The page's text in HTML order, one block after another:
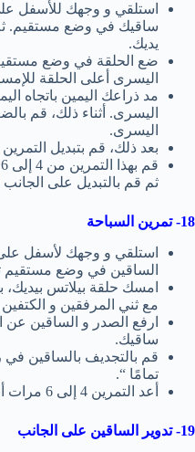
استلقي و وجهك للأسفل
ساقيك في وضع مستقيم.
يديك.
ضع الحلقة في وضع
اليسرى أعلى الحلقة
مد ذراعك اليمين باتجاه
اليسرى. أثناء ذلك، قم
اليسرى.
بعد ذلك، قم بتبديل
ثم قم بالتبديل على الجانب
18- تمرين السباحة
استلقي و وجهك لأسفل
الساقين في وضع مستقيم
امسك حلقة بيلاتس بيديك،
مع ثني المرفقين و
ارفع الصدر و الساقين عن
ساقيك.
قم بالتجديف بالساقين
تمامًا “.
أعد التمرين 4 إلى 6 مرات أخرى.
19- تدوير الساقين على الجانب